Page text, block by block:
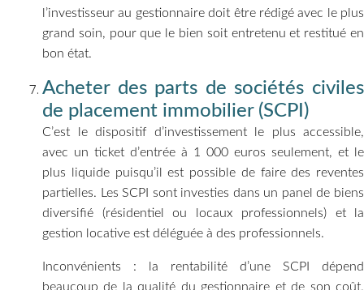
l’investisseur au gestionnaire doit être rédigé avec le plus
grand soin, pour que le bien soit entretenu et restitué en
bon état.
Acheter des parts de sociétés civiles
de placement immobilier (SCPI)
C’est le dispositif d’investissement le plus accessible,
avec un ticket d’entrée à 1 000 euros seulement, et le
plus liquide puisqu’il est possible de faire des reventes
partielles. Les SCPI sont investies dans un panel de biens
diversifié (résidentiel ou locaux professionnels) et la
gestion locative est déléguée à des professionnels.
Inconvénients : la rentabilité d’une SCPI dépend
beaucoup de la qualité du gestionnaire et de son coût.